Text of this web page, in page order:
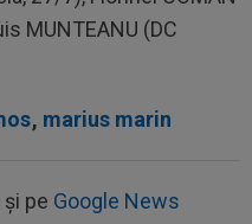
MUNTEANU (DC
, marius marin
pe Google News